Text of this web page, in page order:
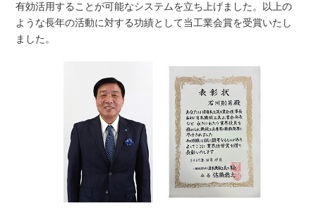
有効活用することが可能なシステムを立ち上げました。以上の
ような長年の活動に対する功績として当工業会賞を受賞いたし
ました。